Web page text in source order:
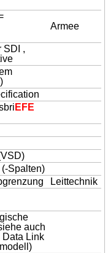
Armee
SDI ,
EFE
Spalten)
Leittechnik
auch
Data Link